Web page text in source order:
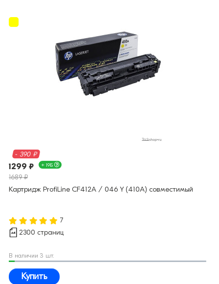
- 390 ₽
1299 ₽ + 19Б
1689 ₽
Картридж ProfiLine CF412A / 046 Y (410A) совместимый
7
2300 страниц
В наличии 3 шт.
Купить